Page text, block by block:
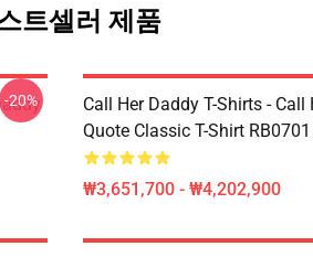
트셀러 제품
-20%
Call Her Daddy T-Shirts - Call
Quote Classic T-Shirt RB0701
₩3,651,700 - ₩4,202,900